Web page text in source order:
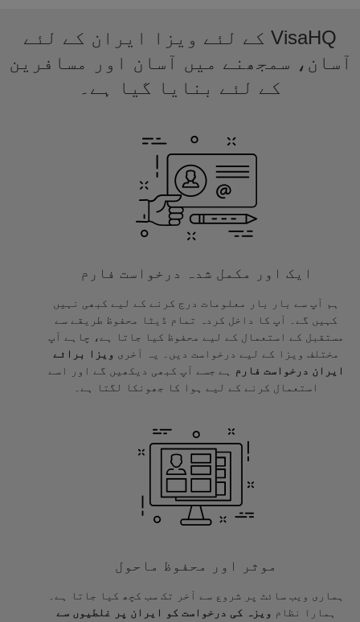
VisaHQ کے لئے ویزا ایران کے لئے
آسان، سمجھنے میں آسان اور مسافرین
کے لئے بنایا گیا ہے۔
ایک اور مکمل شدہ درخواست فارم
ہم آپ سے بار بار معلومات درج کرنے کے لیے کبھی نہیں
کہیں گے۔ آپ کا داخل کردہ تمام ڈیٹا محفوظ طریقے سے
مستقبل کے استعمال کے لیے محفوظ کیا جاتا ہے، چاہے آپ
مختلف ویزا کے لیے درخواست دیں۔ یہ آخری ویزا برائے
ایران درخواست فارم
ہے جسے آپ کبھی دیکھیں گے اور اسے
استعمال کرنے کے لیے ہوا کا جھونکا لگتا ہے۔
موثر اور محفوظ ماحول
ہماری ویب سائٹ پر شروع سے آخر تک سب کچھ کیا جاتا ہے۔
ہمارا نظام ویزہ کی درخواست کو ایران پر غلطیوں سے